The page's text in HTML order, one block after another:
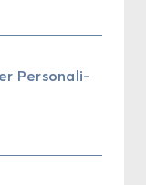
Per­so­na­li­